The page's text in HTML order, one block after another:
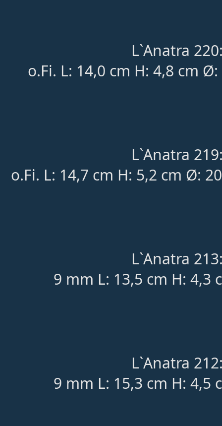
L`Anatra
o.Fi. L: 14,0 cm H: 4,8 cm
L`Anatra
o.Fi. L: 14,7 cm H: 5,2 cm Ø:
L`Anatra
9 mm L: 13,5 cm H: 4,3
L`Anatra
9 mm L: 15,3 cm H: 4,5